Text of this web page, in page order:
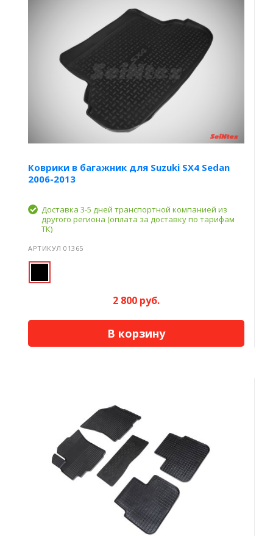
Коврики в багажник для Suzuki SX4 Sedan
2006-2013
Доставка 3-5 дней транспортной компанией из
другого региона (оплата за доставку по тарифам
ТК)
АРТИКУЛ 01365
2 800 руб.
В корзину